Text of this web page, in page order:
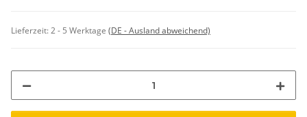
Lieferzeit:2 - 5 Werktage (DE - Ausland abweichend)